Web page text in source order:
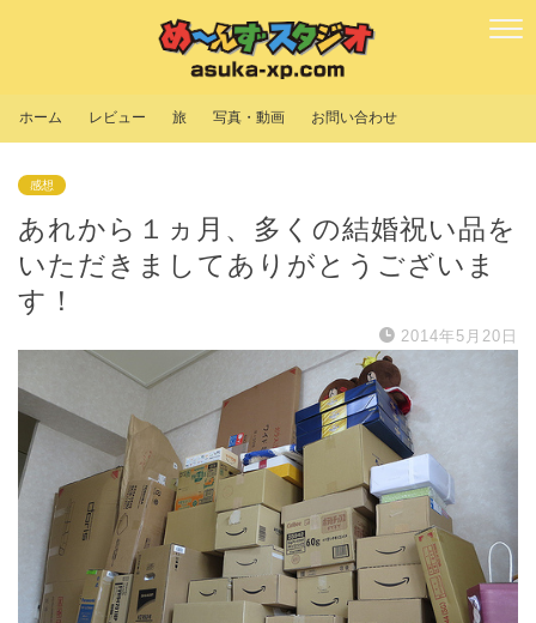
ホーム レビュー 旅 写真・動画 お問い合わせ
感想
あれから１ヵ月、多くの結婚祝い品を
いただきましてありがとうございま
す！
2014年5月20日